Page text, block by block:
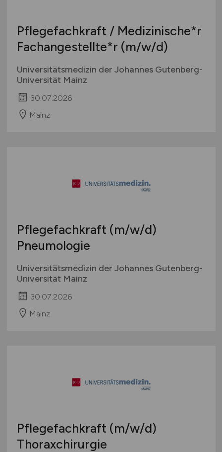
Pflegefachkraft / Medizinische*r
Fachangestellte*r (m/w/d)
Universitätsmedizin der Johannes Gutenberg-
Universität Mainz
30.07.2026
Mainz
Pflegefachkraft (m/w/d)
Pneumologie
Universitätsmedizin der Johannes Gutenberg-
Universität Mainz
30.07.2026
Mainz
Pflegefachkraft (m/w/d)
Thoraxchirurgie